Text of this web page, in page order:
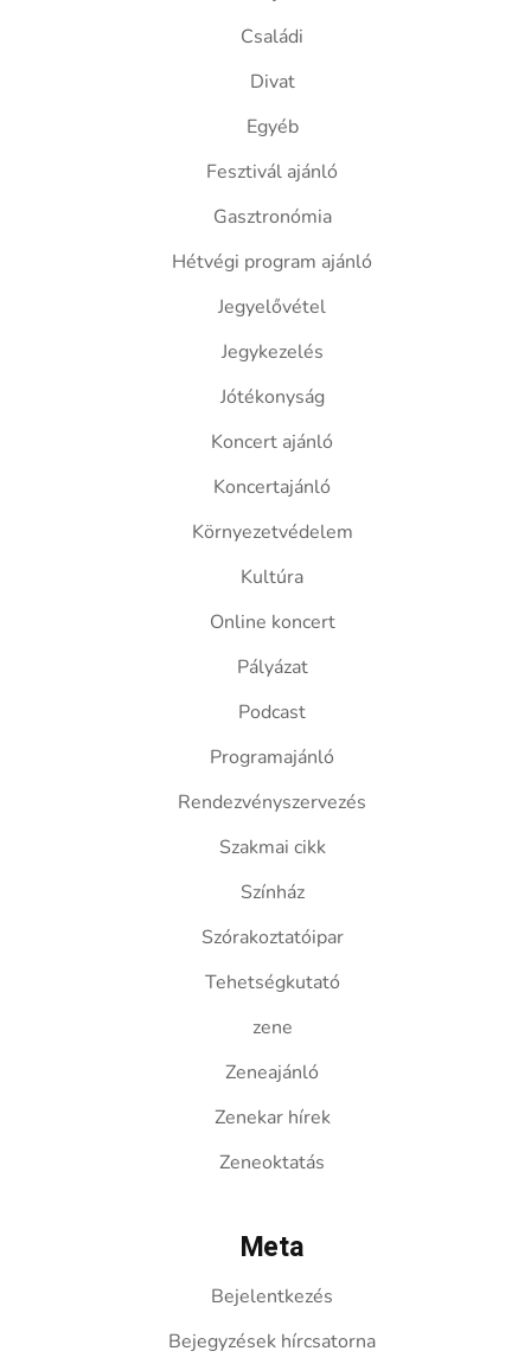
Családi
Divat
Egyéb
Fesztivál ajánló
Gasztronómia
Hétvégi program ajánló
Jegyelővétel
Jegykezelés
Jótékonyság
Koncert ajánló
Koncertajánló
Környezetvédelem
Kultúra
Online koncert
Pályázat
Podcast
Programajánló
Rendezvényszervezés
Szakmai cikk
Színház
Szórakoztatóipar
Tehetségkutató
zene
Zeneajánló
Zenekar hírek
Zeneoktatás
Meta
Bejelentkezés
Bejegyzések hírcsatorna